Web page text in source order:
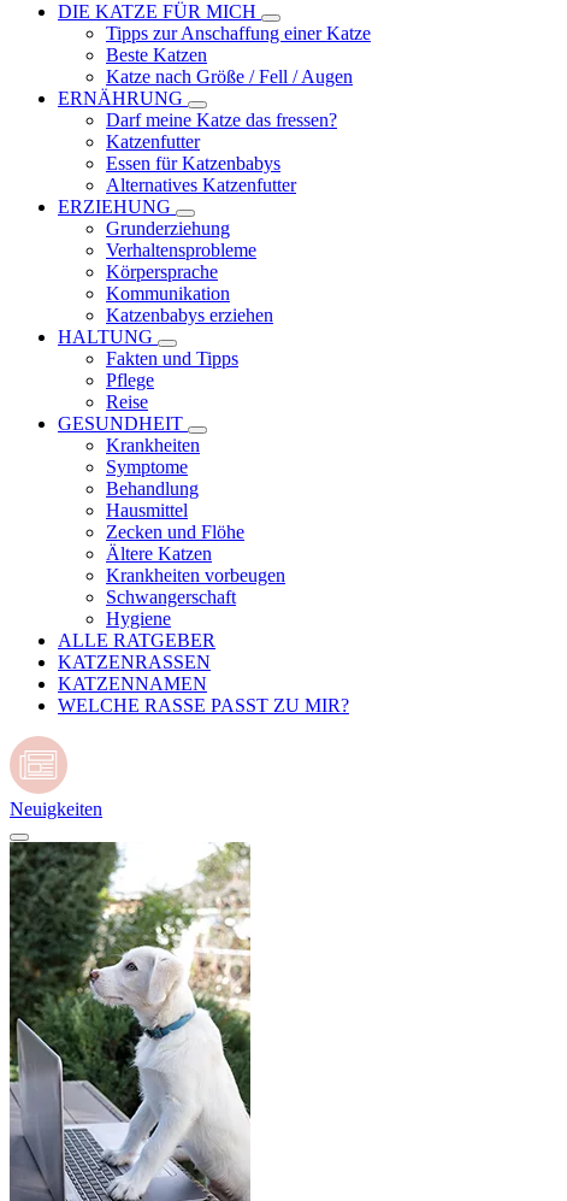
DIE KATZE FÜR MICH
Tipps zur Anschaffung einer Katze
Beste Katzen
Katze nach Größe / Fell / Augen
ERNÄHRUNG
Darf meine Katze das fressen?
Katzenfutter
Essen für Katzenbabys
Alternatives Katzenfutter
ERZIEHUNG
Grunderziehung
Verhaltensprobleme
Körpersprache
Kommunikation
Katzenbabys erziehen
HALTUNG
Fakten und Tipps
Pflege
Reise
GESUNDHEIT
Krankheiten
Symptome
Behandlung
Hausmittel
Zecken und Flöhe
Ältere Katzen
Krankheiten vorbeugen
Schwangerschaft
Hygiene
ALLE RATGEBER
KATZENRASSEN
KATZENNAMEN
WELCHE RASSE PASST ZU MIR?
Neuigkeiten